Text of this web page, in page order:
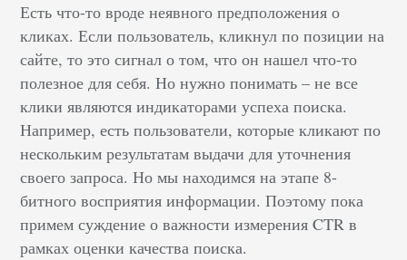
Есть что-то вроде неявного предположения о
кликах. Если пользователь, кликнул по позиции на
сайте, то это сигнал о том, что он нашел что-то
полезное для себя. Но нужно понимать – не все
клики являются индикаторами успеха поиска.
Например, есть пользователи, которые кликают по
нескольким результатам выдачи для уточнения
своего запроса. Но мы находимся на этапе 8-
битного восприятия информации. Поэтому пока
примем суждение о важности измерения CTR в
рамках оценки качества поиска.